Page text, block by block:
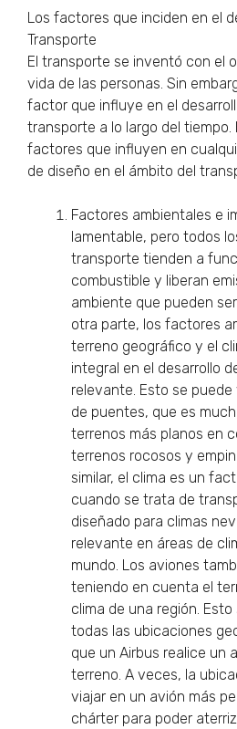
Los factores que inciden en el
Transporte
El transporte se inventó con el
vida de las personas. Sin
factor que influye en el
transporte a lo largo del tiempo.
factores que influyen en
de diseño en el ámbito del
Factores ambientales e
lamentable, pero todos
transporte tienden a
combustible y liberan
ambiente que pueden
otra parte, los factores
terreno geográfico y el
integral en el desarrollo
relevante. Esto se
de puentes, que es
terrenos más planos en
terrenos rocosos y
similar, el clima es un
cuando se trata de
diseñado para climas
relevante en áreas de
mundo. Los aviones
teniendo en cuenta el
clima de una región.
todas las ubicaciones
que un Airbus realice un
terreno. A veces, la
viajar en un avión más
chárter para poder